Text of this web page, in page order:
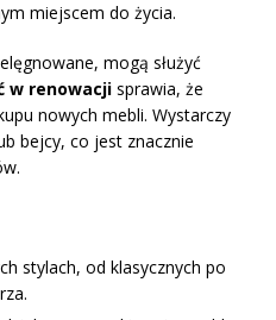
miejscem do życia.
mogą służyć
w renowacji sprawia, że
nowych mebli. Wystarczy
bejcy, co jest znacznie
stylach, od klasycznych po